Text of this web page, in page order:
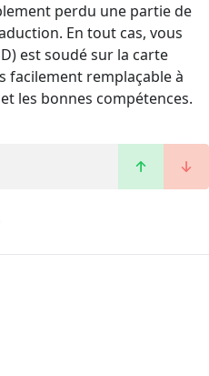
perdu une partie de
En tout cas, vous
est soudé sur la carte
facilement remplaçable à
les bonnes compétences.